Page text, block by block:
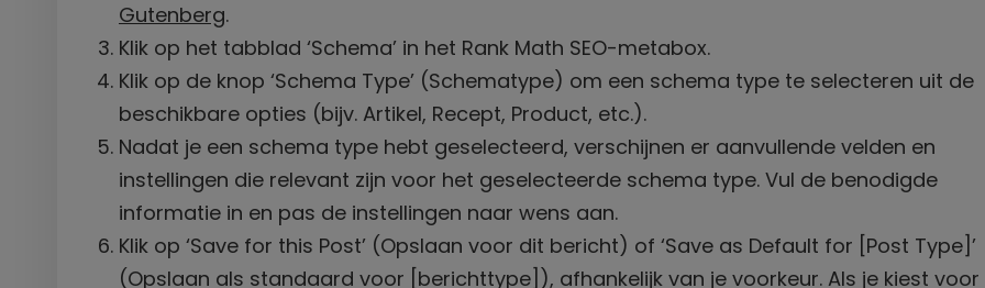
Gutenberg.
Klik op het tabblad ‘Schema’ in het Rank Math SEO-metabox.
Klik op de knop ‘Schema Type’ (Schematype) om een schema type te selecteren uit de
beschikbare opties (bijv. Artikel, Recept, Product, etc.).
Nadat je een schema type hebt geselecteerd, verschijnen er aanvullende velden en
instellingen die relevant zijn voor het geselecteerde schema type. Vul de benodigde
informatie in en pas de instellingen naar wens aan.
Klik op ‘Save for this Post’ (Opslaan voor dit bericht) of ‘Save as Default for [Post Type]’
(Opslaan als standaard voor [berichttype]), afhankelijk van je voorkeur. Als je kiest voor